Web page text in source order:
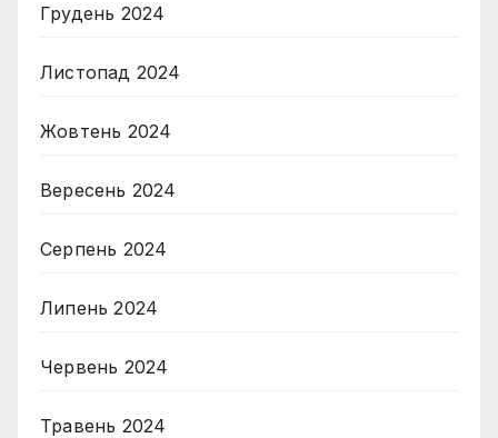
Грудень 2024
Листопад 2024
Жовтень 2024
Вересень 2024
Серпень 2024
Липень 2024
Червень 2024
Травень 2024